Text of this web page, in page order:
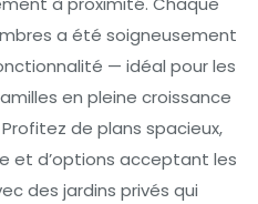
a été soigneusement
— idéal pour les
en pleine croissance
de plans spacieux,
et d’options acceptant les
des jardins privés qui